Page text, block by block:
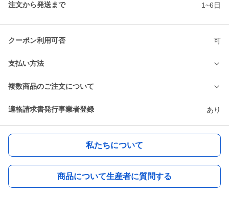
注文から発送まで 1~6日
クーポン利用可否 可
支払い方法
複数商品のご注文について
適格請求書発行事業者登録 あり
私たちについて
商品について生産者に質問する